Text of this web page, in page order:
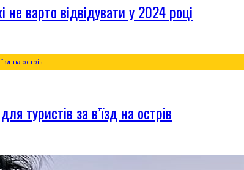
не варто відвідувати у 2024 році
туристів за в’їзд на острів